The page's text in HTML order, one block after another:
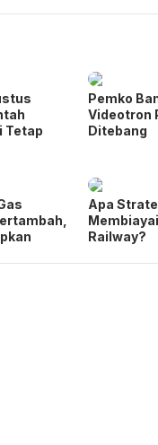
Tetap
Pemko
Videotron
Ditebang
Apa
Railway?